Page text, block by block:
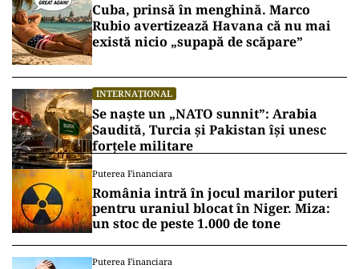
Cuba, prinsă în menghină. Marco
Rubio avertizează Havana că nu mai
există nicio „supapă de scăpare”
INTERNAȚIONAL
Se naște un „NATO sunnit”: Arabia
Saudită, Turcia și Pakistan își unesc
forțele militare
Puterea Financiara
România intră în jocul marilor puteri
pentru uraniul blocat în Niger. Miza:
un stoc de peste 1.000 de tone
Puterea Financiara